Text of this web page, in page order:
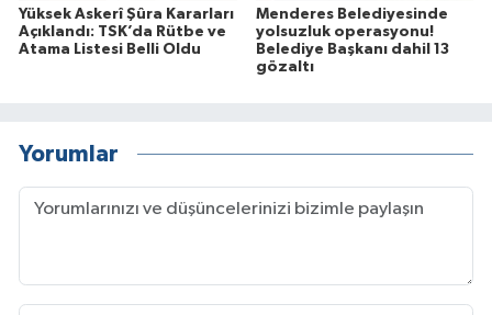
Yüksek Askerî Şûra Kararları
Açıklandı: TSK’da Rütbe ve
Atama Listesi Belli Oldu
Menderes Belediyesinde
yolsuzluk operasyonu!
Belediye Başkanı dahil 13
gözaltı
Yorumlar